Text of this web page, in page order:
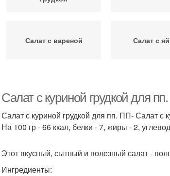
Салат с вареной Салат с
Салат с куриной грудкой для
Салат с куриной грудкой для пп. ПП- Салат с
На 100 гр - 66 ккал, белки - 7, жиры - 2,
Этот вкусный, сытный и полезный салат -
Ингредиенты: